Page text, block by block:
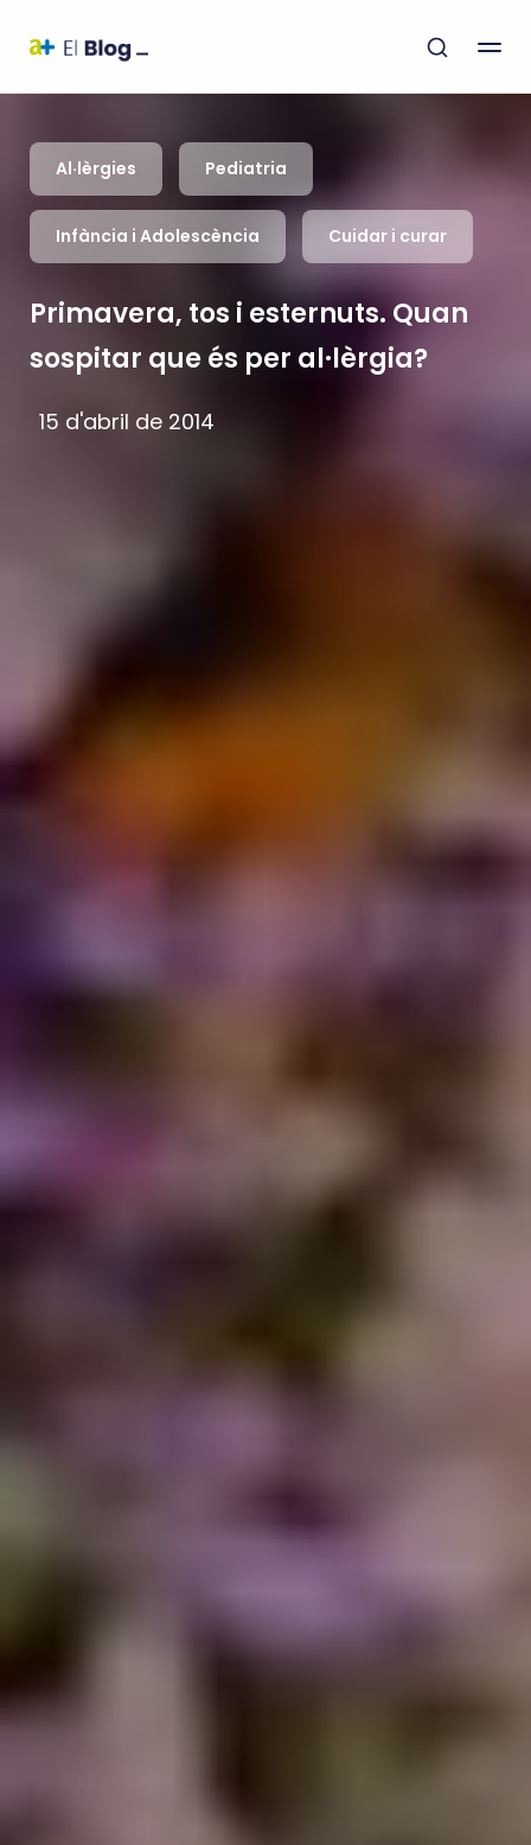
Al·lèrgies Pediatria
Infància i Adolescència Cuidar i curar
Primavera, tos i esternuts. Quan
sospitar que és per al·lèrgia?
15 d'abril de 2014